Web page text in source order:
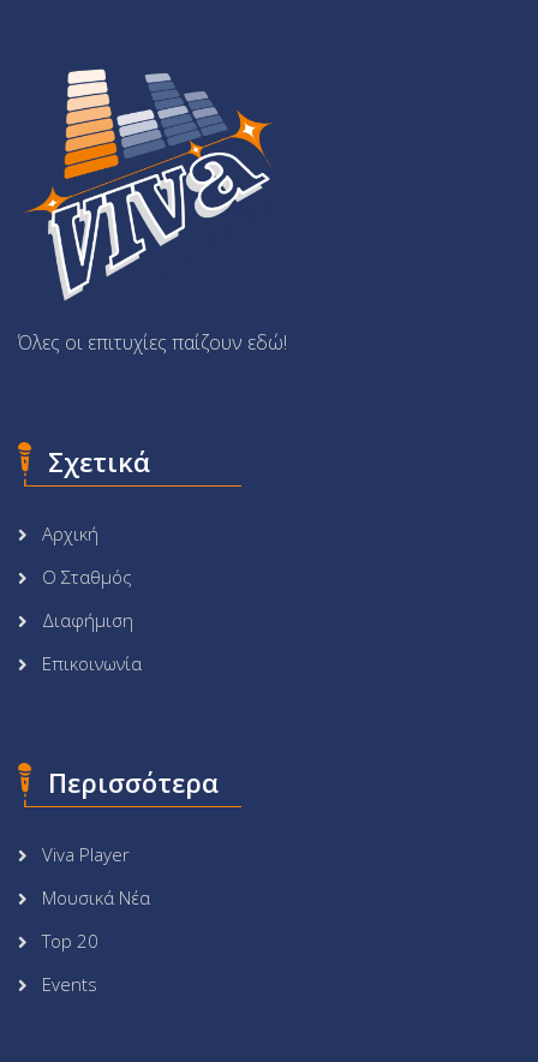
Όλες οι επιτυχίες παίζουν εδώ!
Σχετικά
Αρχική
Ο Σταθμός
Διαφήμιση
Επικοινωνία
Περισσότερα
Viva Player
Μουσικά Νέα
Top 20
Events